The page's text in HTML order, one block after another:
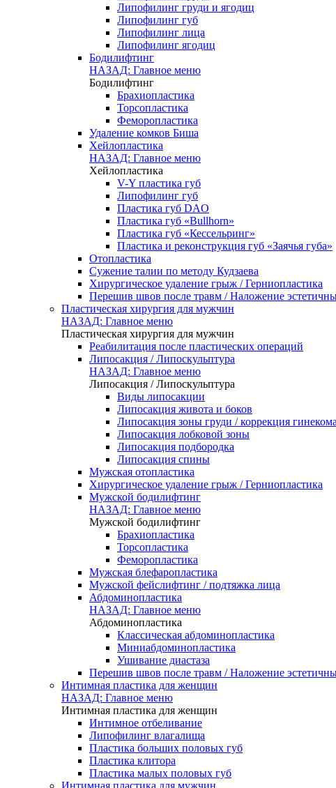
Липофилинг груди и ягодиц
Липофилинг губ
Липофилинг лица
Липофилинг ягодиц
Бодилифтинг
НАЗАД: Главное меню
Бодилифтинг
Брахиопластика
Торсопластика
Феморопластика
Удаление комков Биша
Хейлопластика
НАЗАД: Главное меню
Хейлопластика
V-Y пластика губ
Липофилинг губ
Пластика губ DAO
Пластика губ «Bullhorn»
Пластика губ «Кессельринг»
Пластика и реконструкция губ «Заячья губа»
Отопластика
Сужение талии по методу Кудзаева
Хирургическое удаление грыж / Герниопластика
Перешив швов после травм / Наложение
Пластическая хирургия для мужчин
НАЗАД: Главное меню
Пластическая хирургия для мужчин
Реабилитация после пластических операций
Липосакция / Липоскульптура
НАЗАД: Главное меню
Липосакция / Липоскульптура
Виды липосакции
Липосакция живота и боков
Липосакция зоны груди / коррекция
Липосакция лобковой зоны
Липосакция подбородка
Липосакция спины
Мужская отопластика
Хирургическое удаление грыж / Герниопластика
Мужской бодилифтинг
НАЗАД: Главное меню
Мужской бодилифтинг
Брахиопластика
Торсопластика
Феморопластика
Мужская блефаропластика
Мужской фейслифтинг / подтяжка лица
Абдоминопластика
НАЗАД: Главное меню
Абдоминопластика
Классическая абдоминопластика
Миниабдоминопластика
Ушивание диастаза
Перешив швов после травм / Наложение
Интимная пластика для женщин
НАЗАД: Главное меню
Интимная пластика для женщин
Интимное отбеливание
Липофилинг влагалища
Пластика больших половых губ
Пластика клитора
Пластика малых половых губ
Интимная пластика для мужчин